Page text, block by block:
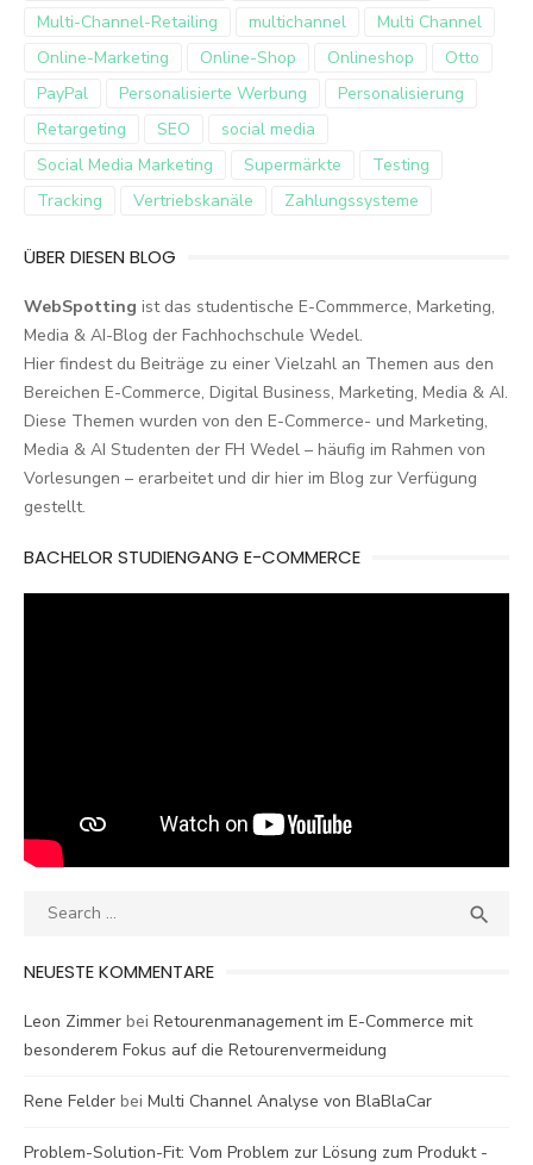
Multi-Channel-Retailing
multichannel
Multi Channel
Online-Marketing
Online-Shop Onlineshop
Otto
PayPal
Personalisierte Werbung
Personalisierung
Retargeting
SEO
social media
Social Media Marketing
Supermärkte
Testing
Tracking
Vertriebskanäle Zahlungssysteme
ÜBER DIESEN BLOG
WebSpotting ist das studentische E-Commmerce, Marketing,
Media & AI-Blog der Fachhochschule Wedel.
Hier findest du Beiträge zu einer Vielzahl an Themen aus den
Bereichen E-Commerce, Digital Business, Marketing, Media & AI.
Diese Themen wurden von den E-Commerce- und Marketing,
Media & AI Studenten der FH Wedel – häufig im Rahmen von
Vorlesungen – erarbeitet und dir hier im Blog zur Verfügung
gestellt.
BACHELOR STUDIENGANG E-COMMERCE
Search

NEUESTE KOMMENTARE
Leon Zimmer bei Retourenmanagement im E-Commerce mit
besonderem Fokus auf die Retourenvermeidung
Rene Felder bei Multi Channel Analyse von BlaBlaCar
Problem-Solution-Fit: Vom Problem zur Lösung zum Produkt -